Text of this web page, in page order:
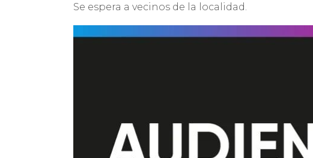
Se espera a vecinos de la localidad.